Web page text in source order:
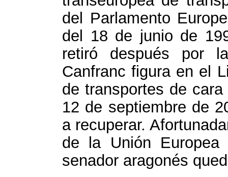
del Parlamento
del 18 de junio de
retiró después por
Canfranc figura en el
de transportes de
12 de septiembre de
a recuperar.
de la Unión
senador aragonés